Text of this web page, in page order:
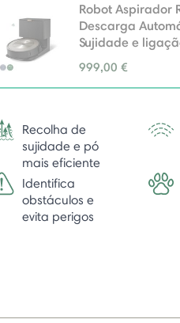
Robot Aspirador
Descarga
Sujidade e
999,00 €
Recolha de
sujidade e pó
mais eficiente
Identifica
obstáculos e
evita perigos